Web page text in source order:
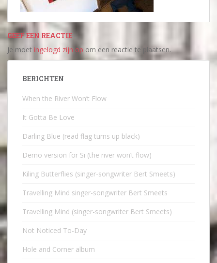
GEEF EEN REACTIE
Je moet ingelogd zijn op om een reactie te plaatsen.
BERICHTEN
When the River Won’t Flow
It Gotta Be Love
Darling Blue (read flag turns up black)
Demo version for Si (the river won’t flow)
Kiling Butterflies (singer-songwriter Bert Smeets)
Travelling Mind singer-songwriter Bert Smeets
Travelling Mind (singer-songwriter Bert Smeets)
Not Noticed To-Day
Hole and Corner album